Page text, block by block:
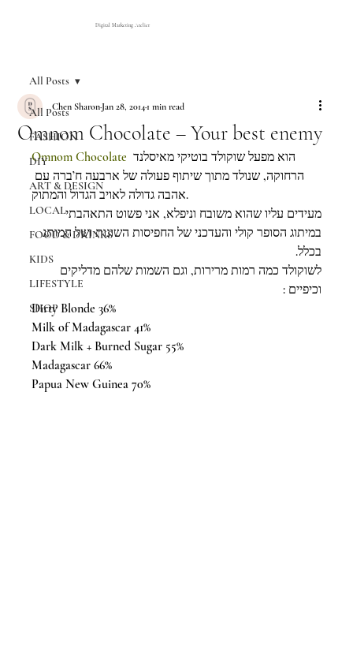
Digital Marketing Atelier
All Posts
FASHION
DIY
ART & DESIGN
LOCAL
FOOD & DRINKS
KIDS
LIFESTYLE
SHOP
All Posts
Omnom Chocolate – Your best enemy
Chen SharonJan 28, 20141 min read
Omnom Chocolate
הרחוקה, שנולד מתוך שיתוף פעולה של ארבעה ח’ברה עם
אהבה גדולה לאויב הגדול והמתוק.
מעידים עליו שהוא משובח וניפלא, אני פשוט התאהבתי
במיתוג הסופר קולי והעדכני של החפיסות השונות ושל המותג
בכלל.
לשוקולד כמה רמות מרירות, וגם השמות שלהם מדליקים
וכיפיים :
Dirty Blonde 36%
Milk of Madagascar 41%
Dark Milk + Burned Sugar 55%
Madagascar 66%
Papua New Guinea 70%